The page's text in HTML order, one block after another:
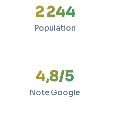
2 244
Population
4,8/5
Note Google